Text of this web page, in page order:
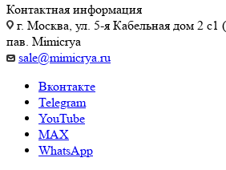
Контактная информация
г. Москва, ул. 5-я Кабельная дом 2
пав. Mimicrya
sale@mimicrya.ru
Вконтакте
Telegram
YouTube
MAX
WhatsApp